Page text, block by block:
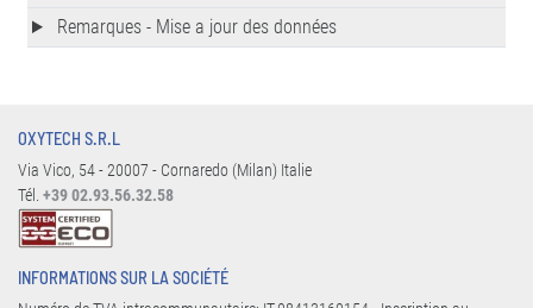
Remarques - Mise a jour des données
OXYTECH S.R.L
Via Vico, 54 - 20007 - Cornaredo (Milan) Italie
Tél. +39 02.93.56.32.58
INFORMATIONS SUR LA SOCIÉTÉ